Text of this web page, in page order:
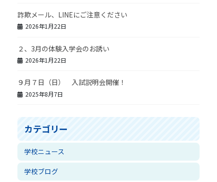
詐欺メール、LINEにご注意ください
2026年1月22日
２、3月の体験入学会のお誘い
2026年1月22日
９月７日（日） 入試説明会開催！
2025年8月7日
カテゴリー
学校ニュース
学校ブログ